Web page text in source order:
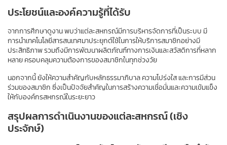
ประโยชน์และองค์ความรู้ที่ได้รับ
จากการศึกษาดูงาน พบว่าแต่ละสหกรณ์มีการบริหารจัดการที่เป็นระบบ มี
การนำเทคโนโลยีสารสนเทศมาประยุกต์ใช้ในการให้บริการสมาชิกอย่างมี
ประสิทธิภาพ รวมถึงมีการพัฒนาผลิตภัณฑ์ทางการเงินและสวัสดิการที่หลาก
หลาย ครอบคลุมความต้องการของสมาชิกในทุกช่วงวัย
นอกจากนี้ ยังให้ความสำคัญกับหลักธรรมาภิบาล ความโปร่งใส และการมีส่วน
ร่วมของสมาชิก ซึ่งเป็นปัจจัยสำคัญในการสร้างความเชื่อมั่นและความเข้มแข็ง
ให้กับองค์กรสหกรณ์ในระยะยาว
สรุปผลการดำเนินงานของแต่ละสหกรณ์ (เชิง
ประจักษ์)